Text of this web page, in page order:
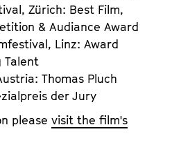
Zürich: Best Film,
& Audiance Award
Linz: Award
Talent
Thomas Pluch
der Jury
please visit the film's